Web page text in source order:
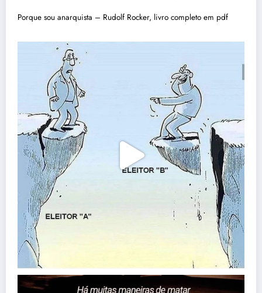
Porque sou anarquista – Rudolf Rocker, livro completo em pdf